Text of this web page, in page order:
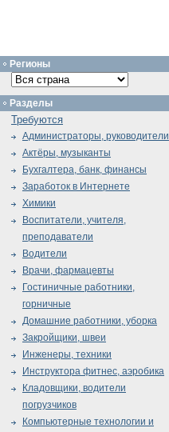
Регионы
Разделы
Требуются
Администраторы, руководители
Актёры, музыканты
Бухгалтера, банк, финансы
Заработок в Интернете
Химики
Воспитатели, учителя,
преподаватели
Водители
Врачи, фармацевты
Гостиничные работники,
горничные
Домашние работники, уборка
Закройщики, швеи
Инженеры, техники
Инструктора фитнес, аэробика
Кладовщики, водители
погрузчиков
Компьютерные технологии и